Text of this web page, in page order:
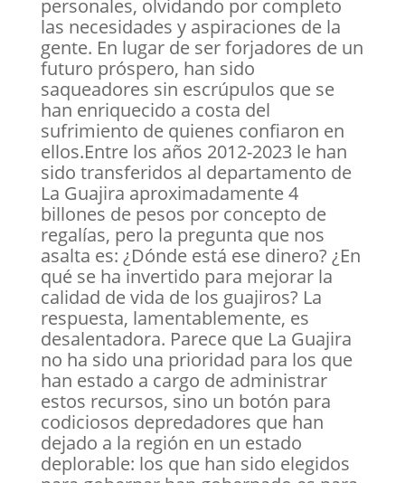
personales, olvidando por completo
las necesidades y aspiraciones de la
gente. En lugar de ser forjadores de un
futuro próspero, han sido
saqueadores sin escrúpulos que se
han enriquecido a costa del
sufrimiento de quienes confiaron en
ellos.Entre los años 2012-2023 le han
sido transferidos al departamento de
La Guajira aproximadamente 4
billones de pesos por concepto de
regalías, pero la pregunta que nos
asalta es: ¿Dónde está ese dinero? ¿En
qué se ha invertido para mejorar la
calidad de vida de los guajiros? La
respuesta, lamentablemente, es
desalentadora. Parece que La Guajira
no ha sido una prioridad para los que
han estado a cargo de administrar
estos recursos, sino un botón para
codiciosos depredadores que han
dejado a la región en un estado
deplorable: los que han sido elegidos